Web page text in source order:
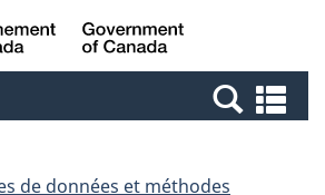
Passer
au
Passer
à
Canada
et
de données et méthodes